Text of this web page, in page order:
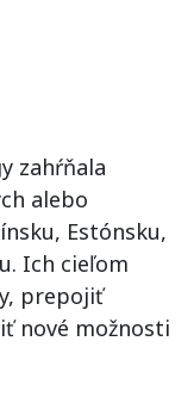
zahŕňala
alebo
Estónsku,
Ich cieľom
prepojiť
nové možnosti